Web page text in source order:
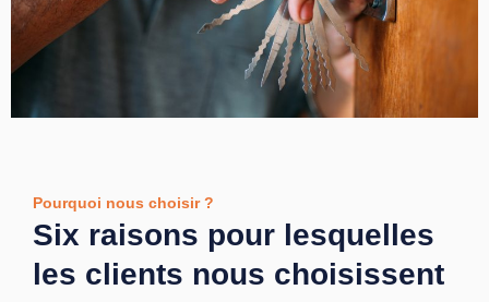
Pourquoi nous choisir ?
Six raisons pour lesquelles
les clients nous choisissent